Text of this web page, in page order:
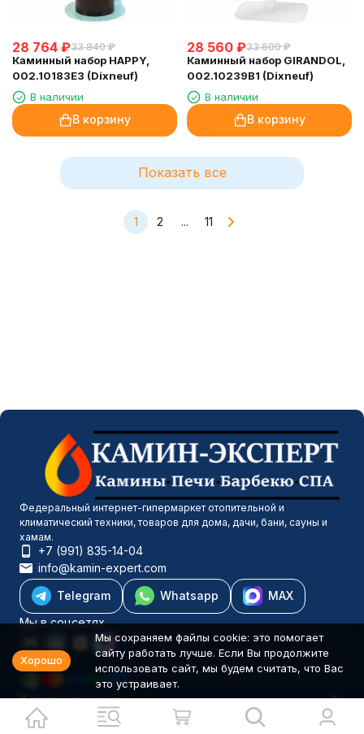
28 764 ₽33 840 ₽
Каминный набор HAPPY,
002.10183E3 (Dixneuf)
В наличии
В корзину
28 560 ₽33 600 ₽
Каминный набор GIRANDOL,
002.10239B1 (Dixneuf)
В наличии
В корзину
Показать все
1 2 ... 11
Федеральный интернет-гипермаркет отопительной и
климатический техники, товаров для дома, дачи, бани, сауны и
хамам.
+7 (991) 835-14-04
info@kamin-expert.com
Telegram
Whatsapp
MAX
Мы в соцсетях
Каталог товаров
Компания
Хорошо
Мы сохраняем файлы cookie: это помогает
сайту работать лучше. Если Вы продолжите
использовать сайт, мы будем считать, что Вас
это устраивает.